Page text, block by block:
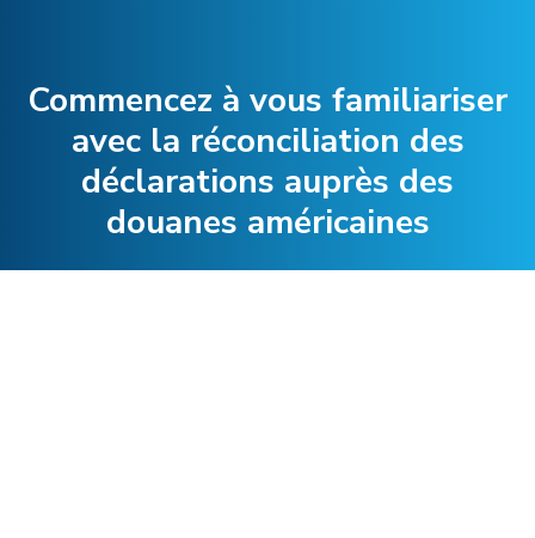
Commencez à vous familiariser
avec la réconciliation des
déclarations auprès des
douanes américaines